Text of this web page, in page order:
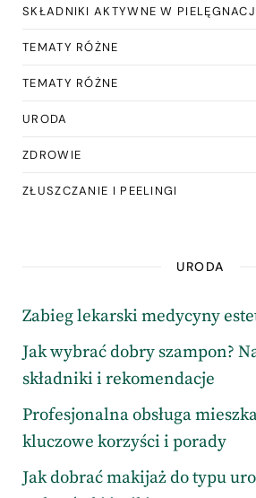
SKŁADNIKI AKTYWNE W
TEMATY RÓŻNE
TEMATY RÓŻNE
URODA
ZDROWIE
ZŁUSZCZANIE I PEELINGI
URODA
Zabieg lekarski medycyny
Jak wybrać dobry szampon?
składniki i rekomendacje
Profesjonalna obsługa
kluczowe korzyści i porady
Jak dobrać makijaż do typu